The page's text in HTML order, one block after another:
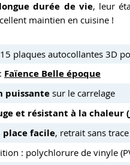
durée de vie, leur
maintien en cuisine !
plaques autocollantes 3D
Faïence Belle époque
puissante sur le carrelage
et résistant à la chaleur
place facile, retrait sans trace
: polychlorure de vinyle